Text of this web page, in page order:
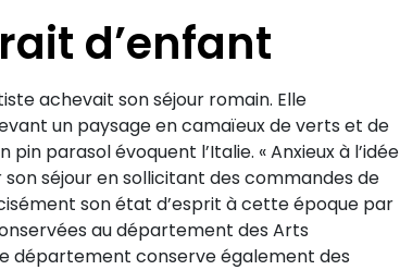
d’enfant
achevait son séjour romain. Elle
un paysage en camaïeux de verts et de
pin parasol évoquent l’Italie. « Anxieux à l’idée
séjour en sollicitant des commandes de
son état d’esprit à cette époque par
au département des Arts
département conserve également des